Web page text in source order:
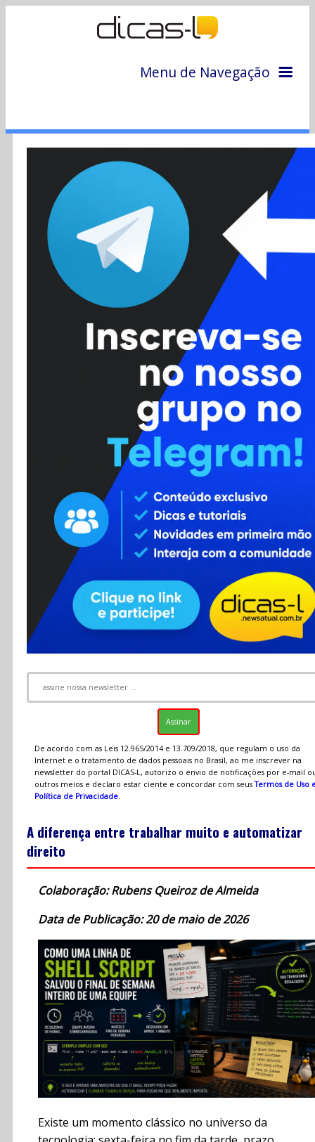
Menu de Navegação
Colunas
Colaboradores
Cursos
Enviar Dica
Contato
RSS
De acordo com as Leis 12.965/2014 e 13.709/2018, que regulam o uso da
Internet e o tratamento de dados pessoais no Brasil, ao me inscrever na
newsletter do portal DICAS-L, autorizo o envio de notificações por e-mail
outros meios e declaro estar ciente e concordar com seusTermos de Uso
Política de Privacidade.
A diferença entre trabalhar muito e automatizar
direito
Colaboração: Rubens Queiroz de Almeida
Data de Publicação: 20 de maio de 2026
Existe um momento clássico no universo da